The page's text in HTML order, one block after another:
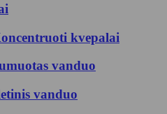
kvepalai
vanduo
vanduo